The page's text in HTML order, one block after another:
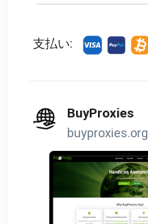
支払い:
BuyProxies
buyproxies.org